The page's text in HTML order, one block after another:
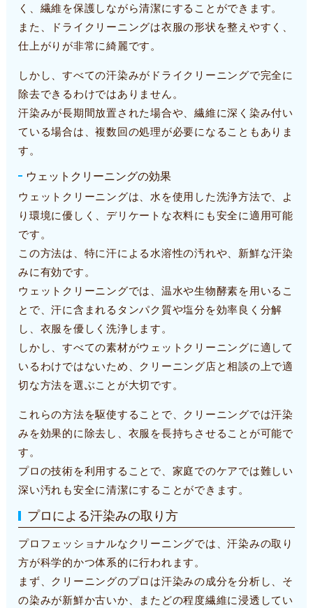
く、繊維を保護しながら清潔にすることができます。
また、ドライクリーニングは衣服の形状を整えやすく、
仕上がりが非常に綺麗です。
しかし、すべての汗染みがドライクリーニングで完全に
除去できるわけではありません。
汗染みが長期間放置された場合や、繊維に深く染み付い
ている場合は、複数回の処理が必要になることもありま
す。
ウェットクリーニングの効果
ウェットクリーニングは、水を使用した洗浄方法で、よ
り環境に優しく、デリケートな衣料にも安全に適用可能
です。
この方法は、特に汗による水溶性の汚れや、新鮮な汗染
みに有効です。
ウェットクリーニングでは、温水や生物酵素を用いるこ
とで、汗に含まれるタンパク質や塩分を効率良く分解
し、衣服を優しく洗浄します。
しかし、すべての素材がウェットクリーニングに適して
いるわけではないため、クリーニング店と相談の上で適
切な方法を選ぶことが大切です。
これらの方法を駆使することで、クリーニングでは汗染
みを効果的に除去し、衣服を長持ちさせることが可能で
す。
プロの技術を利用することで、家庭でのケアでは難しい
深い汚れも安全に清潔にすることができます。
プロによる汗染みの取り方
プロフェッショナルなクリーニングでは、汗染みの取り
方が科学的かつ体系的に行われます。
まず、クリーニングのプロは汗染みの成分を分析し、そ
の染みが新鮮か古いか、またどの程度繊維に浸透してい